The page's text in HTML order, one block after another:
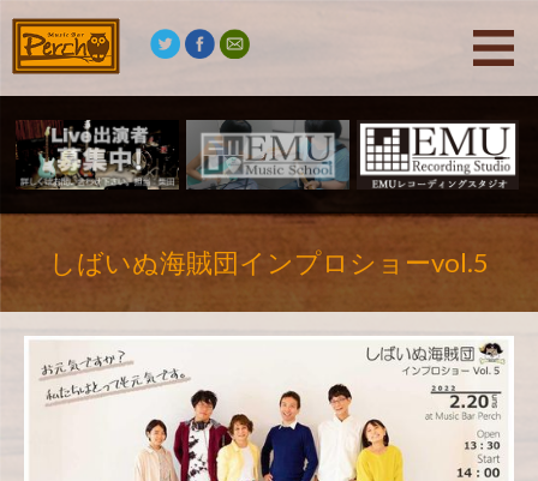
しばいぬ海賊団インプロショーvol.5